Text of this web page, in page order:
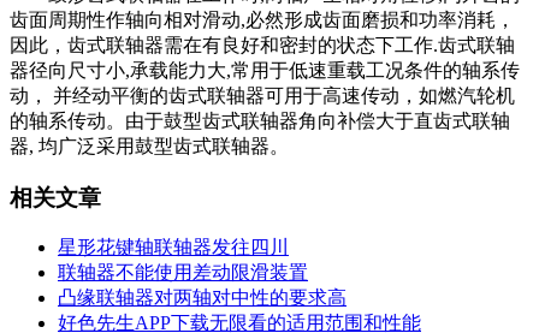
齿面周期性作轴向相对滑动,必然形成齿面磨损和功率消耗，
因此，齿式联轴器需在有良好和密封的状态下工作.齿式联轴
器径向尺寸小,承载能力大,常用于低速重载工况条件的轴系传
动， 并经动平衡的齿式联轴器可用于高速传动，如燃汽轮机
的轴系传动。由于鼓型齿式联轴器角向补偿大于直齿式联轴
器, 均广泛采用鼓型齿式联轴器。
相关文章
星形花键轴联轴器发往四川
联轴器不能使用差动限滑装置
凸缘联轴器对两轴对中性的要求高
好色先生APP下载无限看的适用范围和性能